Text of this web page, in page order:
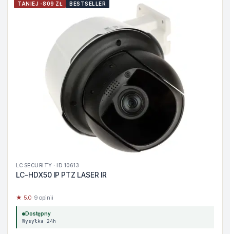
TANIEJ -809 ZŁ BESTSELLER
LC SECURITY · ID 10613
LC-HDX50 IP PTZ LASER IR
★ 5.0· 9 opinii
Dostępny
Wysyłka 24h